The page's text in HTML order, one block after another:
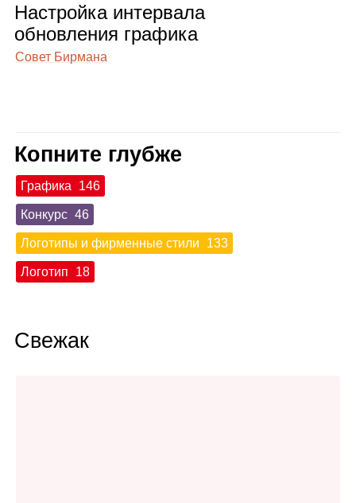
Настройка интер­вала
обнов­ле­ния гра­фика
Совет Бирмана
Копните глубже
Графика 146
Конкурс 46
Логотипы и фирменные стили 133
Логотип 18
Свежак